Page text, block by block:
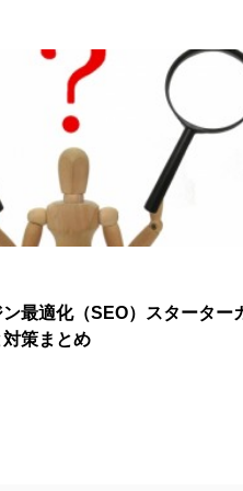
最適化（SEO）スターター
策まとめ